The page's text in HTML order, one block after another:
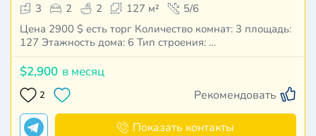
3
2 2 127 м²
5/6
Цена 2900 $ есть торг Количество комнат: 3 площадь:
127 Этажность дома: 6 Тип строения: …
$2,900 в месяц
2 Рекомендовать
Показать контакты